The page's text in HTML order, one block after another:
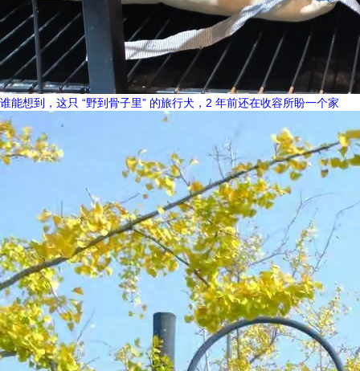
谁能想到，这只 “野到骨子里” 的旅行犬，2 年前还在收容所盼一个家